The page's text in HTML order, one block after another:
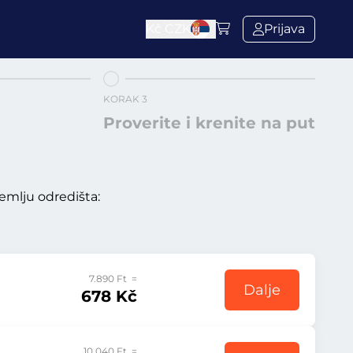
Prijava
KORAK 3
Proverite i krenite na put
odredišta:
7.890 Ft =
678 Kč Dalje